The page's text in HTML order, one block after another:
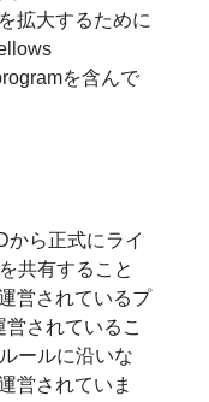
拡大するために
を含んで
から正式にライ
共有すること
営されているプ
されているこ
ールに沿いな
営されていま